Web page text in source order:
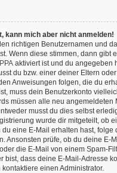
kann mich aber nicht anmelden!
richtigen Benutzernamen und
Wenn diese stimmen, dann gibt
aktiviert ist und du angegeben
du bzw. einer deiner Eltern
Anweisungen folgen, die du
muss dein Benutzerkonto
müssen alle neu angemeldeten
musst du dies selbst
wurde dir mitgeteilt, ob
eine E-Mail erhalten hast, folge
Ansonsten prüfe, ob du deine E-
die E-Mail von einem Spam-
bist, dass deine E-Mail-Adresse
einen Administrator.